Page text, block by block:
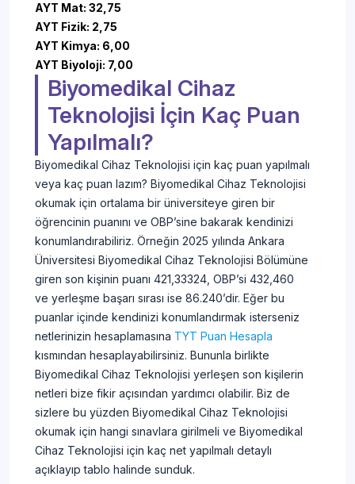
AYT Mat: 32,75
AYT Fizik: 2,75
AYT Kimya: 6,00
AYT Biyoloji: 7,00
Biyomedikal Cihaz
Teknolojisi İçin Kaç Puan
Yapılmalı?
Biyomedikal Cihaz Teknolojisi için kaç puan yapılmalı
veya kaç puan lazım? Biyomedikal Cihaz Teknolojisi
okumak için ortalama bir üniversiteye giren bir
öğrencinin puanını ve OBP’sine bakarak kendinizi
konumlandırabiliriz. Örneğin 2025 yılında Ankara
Üniversitesi Biyomedikal Cihaz Teknolojisi Bölümüne
giren son kişinin puanı 421,33324, OBP’si 432,460
ve yerleşme başarı sırası ise 86.240’dir. Eğer bu
puanlar içinde kendinizi konumlandırmak isterseniz
netlerinizin hesaplamasına TYT Puan Hesapla
kısmından hesaplayabilirsiniz. Bununla birlikte
Biyomedikal Cihaz Teknolojisi yerleşen son kişilerin
netleri bize fikir açısından yardımcı olabilir. Biz de
sizlere bu yüzden Biyomedikal Cihaz Teknolojisi
okumak için hangi sınavlara girilmeli ve Biyomedikal
Cihaz Teknolojisi için kaç net yapılmalı detaylı
açıklayıp tablo halinde sunduk.